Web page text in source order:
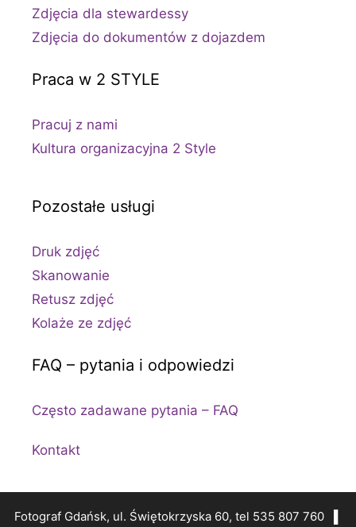
Zdjęcia dla stewardessy
Zdjęcia do dokumentów z dojazdem
Praca w 2 STYLE
Pracuj z nami
Kultura organizacyjna 2 Style
Pozostałe usługi
Druk zdjęć
Skanowanie
Retusz zdjęć
Kolaże ze zdjęć
FAQ – pytania i odpowiedzi
Często zadawane pytania – FAQ
Kontakt
Fotograf Gdańsk, ul. Świętokrzyska 60, tel 535 807 760 ▌